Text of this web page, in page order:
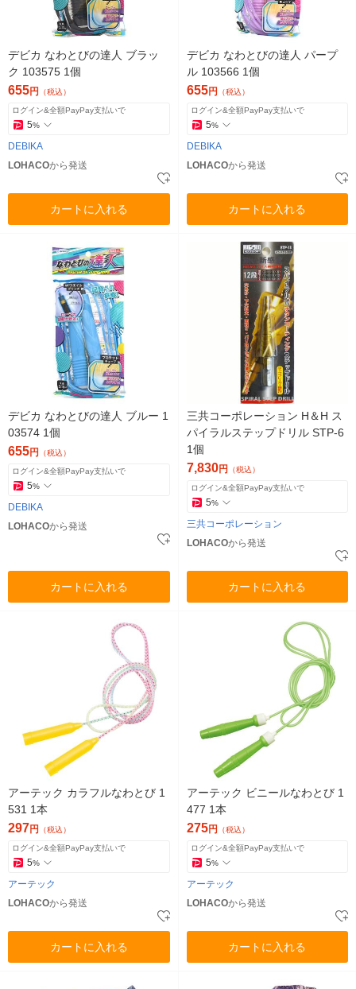
デビカ なわとびの達人 ブラッ
ク 103575 1個
655円 （税込）
ログイン&全額PayPay支払いで
5%
DEBIKA
LOHACOから発送
カートに入れる
デビカ なわとびの達人 パープ
ル 103566 1個
655円 （税込）
ログイン&全額PayPay支払いで
5%
DEBIKA
LOHACOから発送
カートに入れる
デビカ なわとびの達人 ブルー 1
03574 1個
655円 （税込）
ログイン&全額PayPay支払いで
5%
DEBIKA
LOHACOから発送
カートに入れる
三共コーポレーション H＆H ス
パイラルステップドリル STP-6
1個
7,830円 （税込）
ログイン&全額PayPay支払いで
5%
三共コーポレーション
LOHACOから発送
カートに入れる
アーテック カラフルなわとび 1
531 1本
297円 （税込）
ログイン&全額PayPay支払いで
5%
アーテック
LOHACOから発送
カートに入れる
アーテック ビニールなわとび 1
477 1本
275円 （税込）
ログイン&全額PayPay支払いで
5%
アーテック
LOHACOから発送
カートに入れる